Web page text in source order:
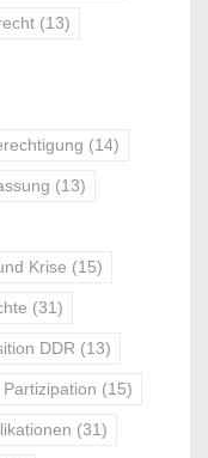
(13)
(14)
(13)
Krise (15)
(31)
DDR (13)
Partizipation (15)
(31)